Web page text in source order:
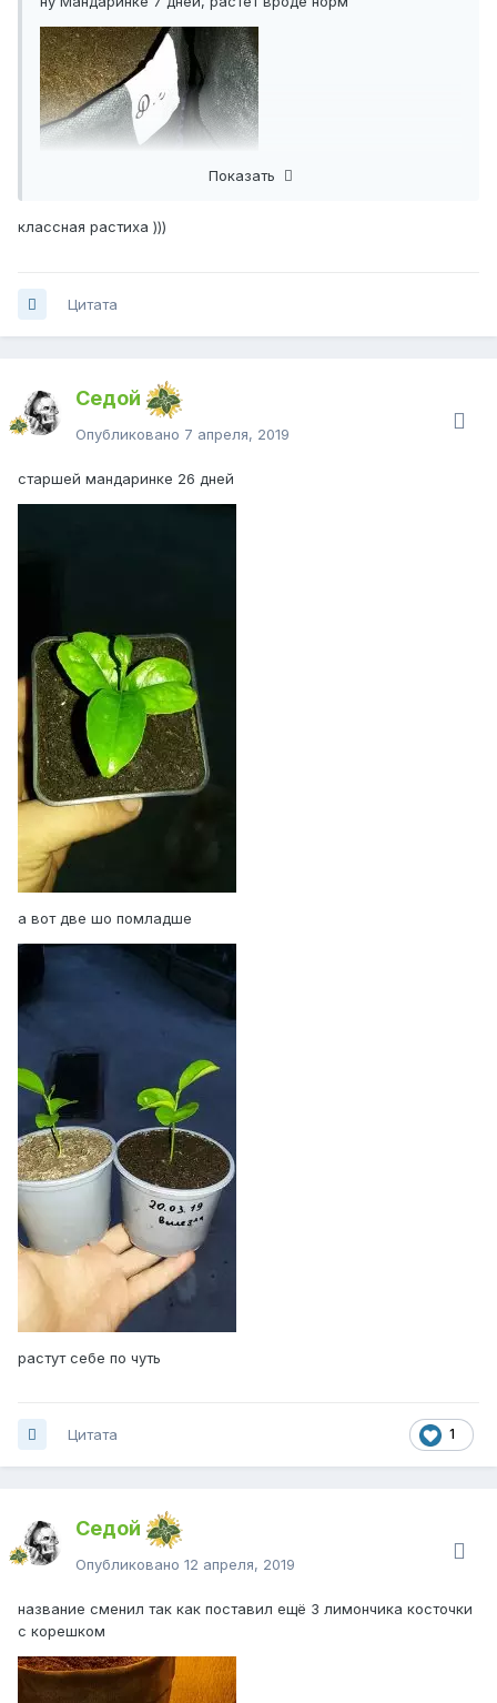
сегодня полив будет вместе с девками шо рядом растут
Показать
классная растиха )))
Цитата
Седой
Опубликовано 7 апреля, 2019
старшей мандаринке 26 дней
а вот две шо помладше
растут себе по чуть
1
Цитата
Седой
Опубликовано 12 апреля, 2019
название сменил так как поставил ещё 3 лимончика косточки
с корешком